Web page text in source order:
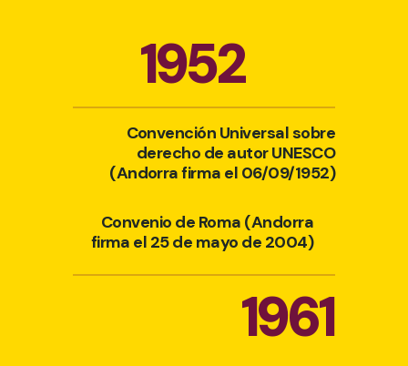
1952
Convención Universal sobre
derecho de autor UNESCO
(Andorra firma el 06/09/1952)
Convenio de Roma (Andorra
firma el 25 de mayo de 2004)
1961